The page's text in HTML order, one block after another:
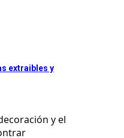
extraibles y
y el